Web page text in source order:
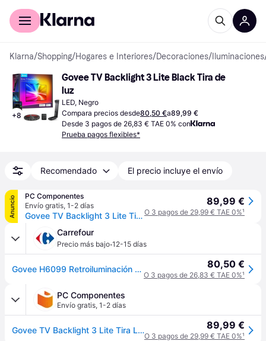
Comprar con Klarna
Klarna/Shopping/Hogares e Interiores/Decoraciones/ Iluminaciones
+8
Govee TV Backlight 3 Lite Black Tira de
luz
LED, Negro
Compara precios desde80,50 €a89,99 €
Desde 3 pagos de 26,83 € TAE 0% con
Prueba pagos flexibles*
Recomendado El precio incluye el envío
Anuncio
PC Componentes
Envío gratis, 1-2 días
Govee TV Backlight 3 Lite Tira LED RGBIC+W WiFi/Bluetooth con Cámara para Televisores de 55"-65"
89,99 €
O 3 pagos de 29,99 € TAE 0%¹
Carrefour
Precio más bajo·12-15 días
Govee H6099 Retroiluminación De Tv 3 Lite 80,50 €
O 3 pagos de 26,83 € TAE 0%¹
PC Componentes
Envío gratis, 1-2 días
Govee TV Backlight 3 Lite Tira LED RGBIC+W WiFi/Bluetooth con Cámara para Televisores de 55"-65" 89,99 €
O 3 pagos de 29,99 € TAE 0%¹